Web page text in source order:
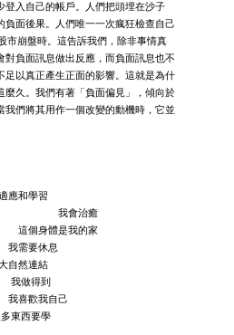
登入自己的帳戶。人們把頭埋在沙子
負面後果。人們唯一一次瘋狂檢查自己
市崩盤時。這告訴我們，除非事情真
對負面訊息做出反應，而負面訊息也不
足以真正產生正面的影響。這就是為什
麼久。我們有著「負面偏見」，傾向於
我們將其用作一個改變的動機時，它並
和學習
─→ 我會治癒
這個身體是我的家
要休息
自然連結
得到
歡我自己
東西要學